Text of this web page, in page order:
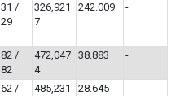
31 /
29
326,921
7
242.009 -
82 /
82
472,047
4
38.883 -
62 /
485,231
28.645 -